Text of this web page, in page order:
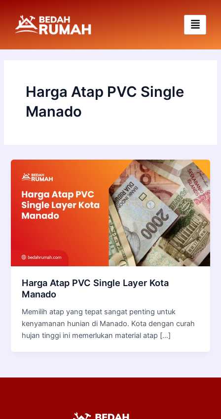
content
Harga Atap PVC Single
Manado
Harga Atap PVC Single Layer Kota
Manado
Memilih atap yang tepat sangat penting untuk
kenyamanan hunian di Manado. Kota dengan curah
hujan tinggi ini memerlukan material atap […]